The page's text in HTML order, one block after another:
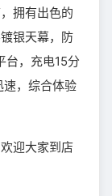
拥有出色的
银天幕，防
台，充电15分
，综合体验
迎大家到店